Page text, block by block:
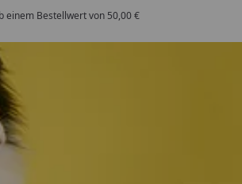
einem Bestellwert von 50,00 €
Trusted Shops